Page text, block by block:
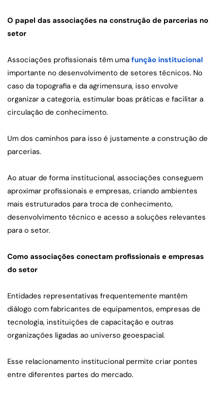
O papel das associações na construção de parcerias no
setor
Associações profissionais têm uma função institucional
importante no desenvolvimento de setores técnicos. No
caso da topografia e da agrimensura, isso envolve
organizar a categoria, estimular boas práticas e facilitar a
circulação de conhecimento.
Um dos caminhos para isso é justamente a construção de
parcerias.
Ao atuar de forma institucional, associações conseguem
aproximar profissionais e empresas, criando ambientes
mais estruturados para troca de conhecimento,
desenvolvimento técnico e acesso a soluções relevantes
para o setor.
Como associações conectam profissionais e empresas
do setor
Entidades representativas frequentemente mantêm
diálogo com fabricantes de equipamentos, empresas de
tecnologia, instituições de capacitação e outras
organizações ligadas ao universo geoespacial.
Esse relacionamento institucional permite criar pontes
entre diferentes partes do mercado.